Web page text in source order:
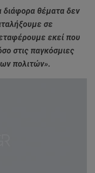
διάφορα θέματα δεν
σε
εκεί που
στις παγκόσμιες
πολιτών».